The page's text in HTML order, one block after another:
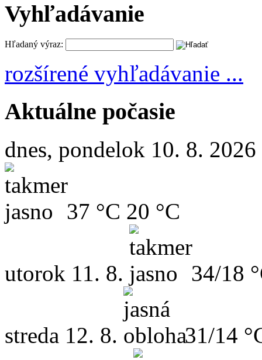
Vyhľadávanie
Hľadaný výraz:
rozšírené vyhľadávanie ...
Aktuálne počasie
dnes, pondelok 10. 8. 2026
37 °C 20 °C
utorok 11. 8. 34/18
streda 12. 8. 31/14